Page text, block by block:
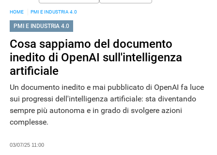
HOME PMI E INDUSTRIA 4.0
PMI E INDUSTRIA 4.0
Cosa sappiamo del documento
inedito di OpenAI sull'intelligenza
artificiale
Un documento inedito e mai pubblicato di OpenAI fa luce
sui progressi dell'intelligenza artificiale: sta diventando
sempre più autonoma e in grado di svolgere azioni
complesse.
03/07/25 11:00